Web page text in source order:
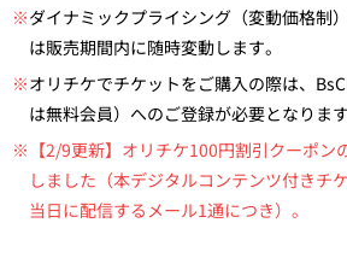
※ダイナミックプライシング（変動価格制
は販売期間内に随時変動します。
※オリチケでチケットをご購入の際は、
は無料会員）へのご登録が必要となります
※【2/9更新】オリチケ100円割引クーポン
しました（本デジタルコンテンツ付きチ
当日に配信するメール1通につき）。